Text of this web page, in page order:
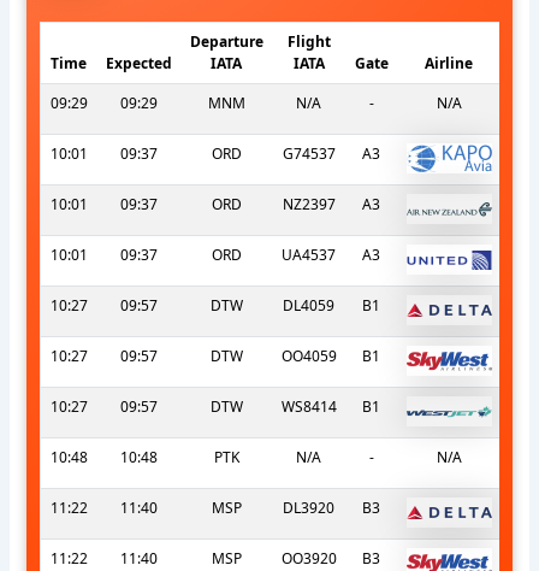
Time Expected
Departure
IATA
Flight
IATA
Gate
Airline
09:29
09:29 MNM N/A - N/A
10:01 09:37 ORD G74537 A3
10:01 09:37 ORD NZ2397 A3
10:01 09:37 ORD UA4537 A3
10:27 09:57 DTW DL4059 B1
10:27 09:57 DTW OO4059 B1
10:27 09:57 DTW WS8414 B1
10:48 10:48 PTK N/A - N/A
11:22 11:40 MSP DL3920 B3
11:22 11:40 MSP OO3920 B3